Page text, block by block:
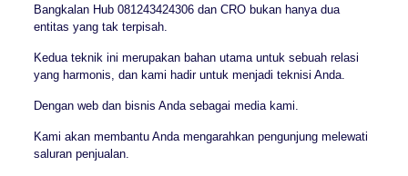
Bangkalan Hub 081243424306 dan CRO bukan hanya dua
entitas yang tak terpisah.
Kedua teknik ini merupakan bahan utama untuk sebuah relasi
yang harmonis, dan kami hadir untuk menjadi teknisi Anda.
Dengan web dan bisnis Anda sebagai media kami.
Kami akan membantu Anda mengarahkan pengunjung melewati
saluran penjualan.